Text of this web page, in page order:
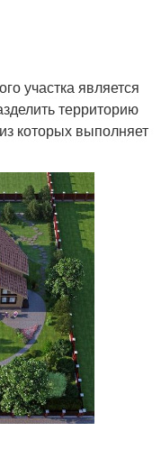
участка является
территорию
которых выполняет